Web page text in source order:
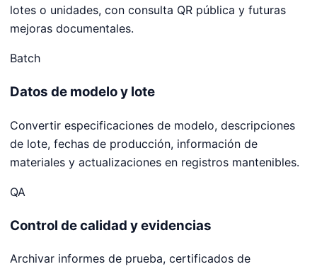
lotes o unidades, con consulta QR pública y futuras
mejoras documentales.
Batch
Datos de modelo y lote
Convertir especificaciones de modelo, descripciones
de lote, fechas de producción, información de
materiales y actualizaciones en registros mantenibles.
QA
Control de calidad y evidencias
Archivar informes de prueba, certificados de